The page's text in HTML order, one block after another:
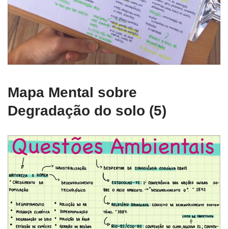
Mapa Mental sobre
Degradação do solo (5)